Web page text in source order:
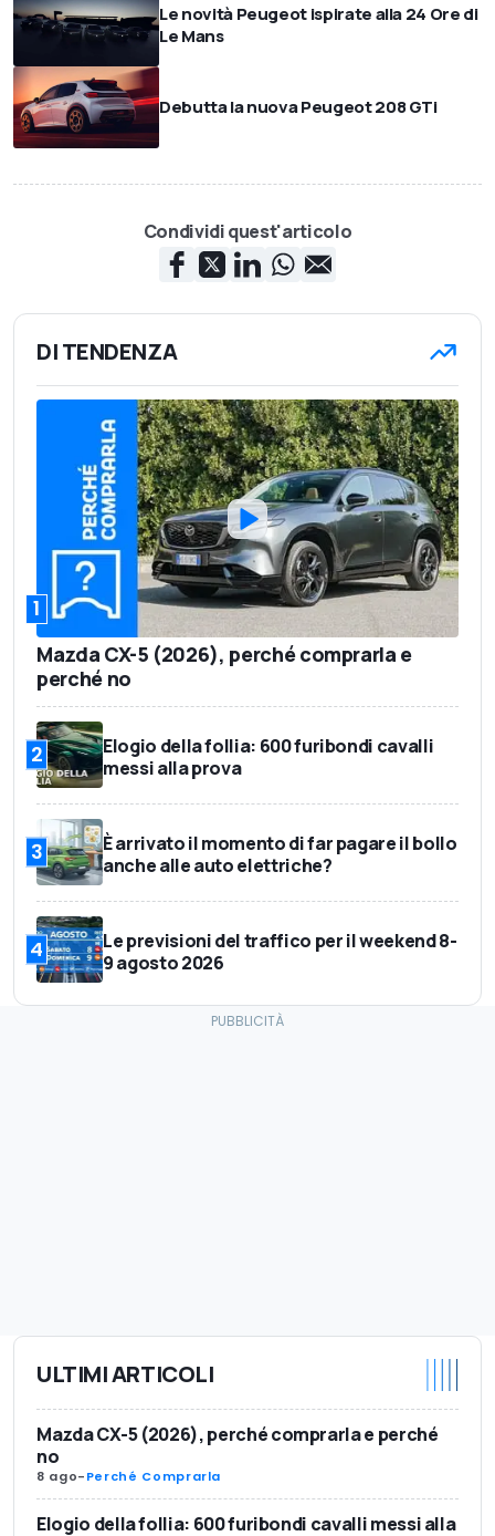
Le novità Peugeot ispirate alla 24 Ore di
Le Mans
Debutta la nuova Peugeot 208 GTi
Condividi quest'articolo
DI TENDENZA
1
Mazda CX-5 (2026), perché comprarla e
perché no
2
Elogio della follia: 600 furibondi cavalli
messi alla prova
3
È arrivato il momento di far pagare il bollo
anche alle auto elettriche?
4
Le previsioni del traffico per il weekend 8-
9 agosto 2026
ULTIMI ARTICOLI
Mazda CX-5 (2026), perché comprarla e perché
no
8 ago-Perché Comprarla
Elogio della follia: 600 furibondi cavalli messi alla